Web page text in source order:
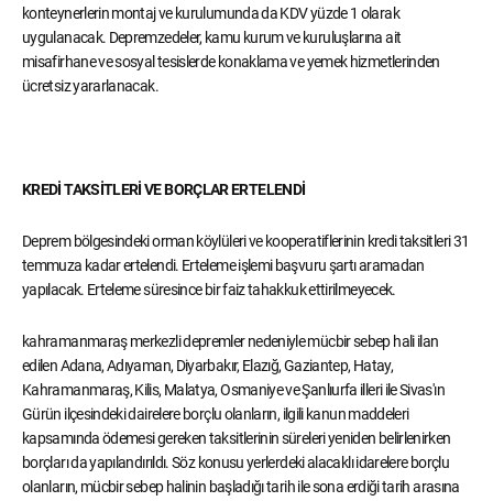
konteynerlerin montaj ve kurulumunda da KDV yüzde 1 olarak
uygulanacak. Depremzedeler, kamu kurum ve kuruluşlarına ait
misafirhane ve sosyal tesislerde konaklama ve yemek hizmetlerinden
ücretsiz yararlanacak.
KREDİ TAKSİTLERİ VE BORÇLAR ERTELENDİ
Deprem bölgesindeki orman köylüleri ve kooperatiflerinin kredi taksitleri 31
temmuza kadar ertelendi. Erteleme işlemi başvuru şartı aramadan
yapılacak. Erteleme süresince bir faiz tahakkuk ettirilmeyecek.
kahramanmaraş merkezli depremler nedeniyle mücbir sebep hali ilan
edilen Adana, Adıyaman, Diyarbakır, Elazığ, Gaziantep, Hatay,
Kahramanmaraş, Kilis, Malatya, Osmaniye ve Şanlıurfa illeri ile Sivas'ın
Gürün ilçesindeki dairelere borçlu olanların, ilgili kanun maddeleri
kapsamında ödemesi gereken taksitlerinin süreleri yeniden belirlenirken
borçları da yapılandırıldı. Söz konusu yerlerdeki alacaklı idarelere borçlu
olanların, mücbir sebep halinin başladığı tarih ile sona erdiği tarih arasına